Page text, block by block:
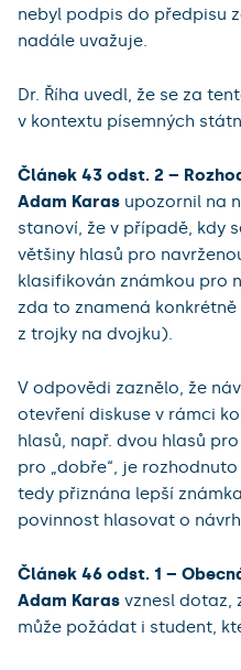
nebyl podpis do předpisu
nadále uvažuje.
Dr. Říha uvedl, že se za
v kontextu písemných
Článek 43 odst. 2 –
Adam Karas upozornil na
stanoví, že v případě, kdy
většiny hlasů pro
klasifikován známkou pro
zda to znamená
z trojky na dvojku).
V odpovědi zaznělo, že
otevření diskuse v rámci
hlasů, např. dvou hlasů
pro „dobře“, je
tedy přiznána lepší
povinnost hlasovat o
Článek 46 odst. 1 –
Adam Karas vznesl dotaz,
může požádat i student,